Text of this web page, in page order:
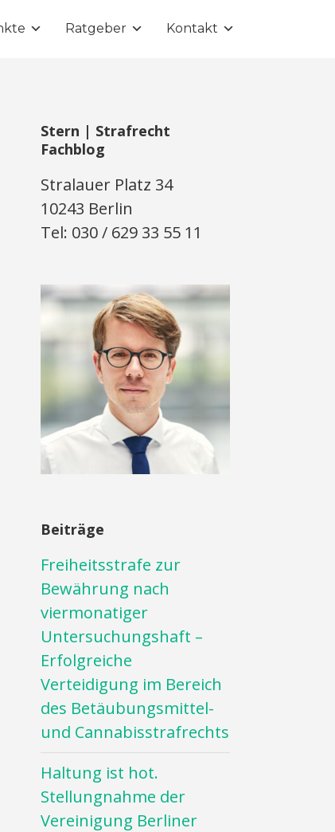
Ratgeber Kontakt
Stern | Strafrecht
Fachblog
Stralauer Platz 34
10243 Berlin
Tel: 030 / 629 33 55 11
Beiträge
Freiheitsstrafe zur
Bewährung nach
viermonatiger
Untersuchungshaft –
Erfolgreiche
Verteidigung im Bereich
des Betäubungsmittel-
und Cannabisstrafrechts
Haltung ist hot.
Stellungnahme der
Vereinigung Berliner